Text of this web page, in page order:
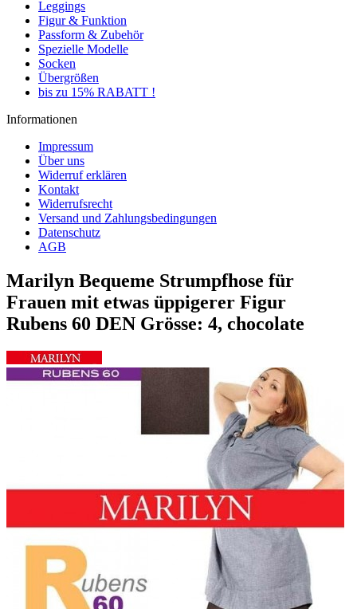
Leggings
Figur & Funktion
Passform & Zubehör
Spezielle Modelle
Socken
Übergrößen
bis zu 15% RABATT !
Informationen
Impressum
Über uns
Widerruf erklären
Kontakt
Widerrufsrecht
Versand und Zahlungsbedingungen
Datenschutz
AGB
Marilyn Bequeme Strumpfhose für
Frauen mit etwas üppigerer Figur
Rubens 60 DEN Grösse: 4, chocolate